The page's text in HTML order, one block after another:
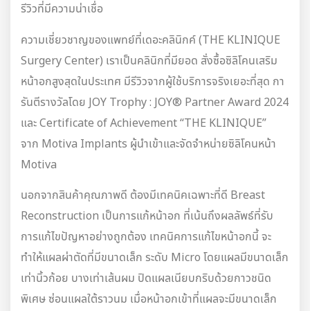
รีวิวที่มีความน่าเชื่อ
ความเชี่ยวชาญของแพทย์ที่เดอะคลินิกค์ (THE KLINIQUE
Surgery Center) เราเป็นคลินิกที่มียอด สั่งซื้อซิลิโคนเสริม
หน้าอกสูงสุดในประเทศ มีรีวิวจากผู้ใช้บริการจริงเยอะที่สุด กา
รันตีรางวัลโดย JOY Trophy : JOY® Partner Award 2024
และ Certificate of Achievement “THE KLINIQUE”
จาก Motiva Implants ผู้นำเข้าและจัดจำหน่ายซิลิโคนหน้า
Motiva
นอกจากสินค้าคุณภาพดี ต้องมีเทคนิคเฉพาะที่ดี Breast
Reconstruction เป็นการแก้หน้าอก ที่เน้นถึงผลลัพธ์ที่รับ
การแก้ไขปัญหาอย่างถูกต้อง เทคนิคการแก้ไขหน้าอกนี้ จะ
ทำให้แผลผ่าตัดที่มีขนาดเล็ก ระดับ Micro โดยแผลมีขนาดเล็ก
เท่านิ้วก้อย บางเท่าเส้นผม ปิดแผลเนียบกริบด้วยกาวชนิด
พิเศษ ซ่อนแผลใต้ราวนม เมื่อหน้าอกเข้าที่แผลจะมีขนาดเล็ก